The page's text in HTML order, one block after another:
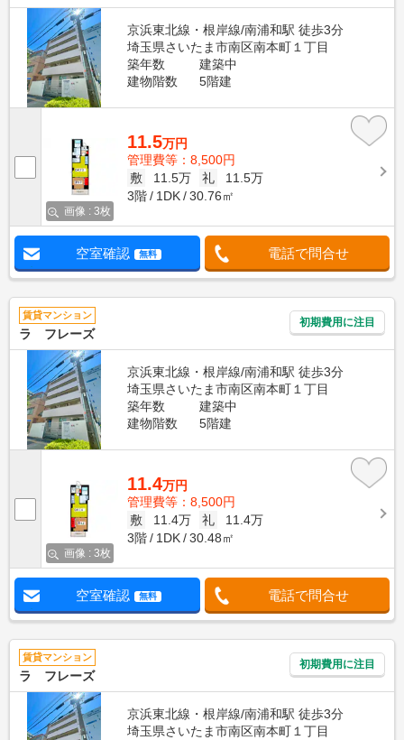
京浜東北線・根岸線/南浦和駅 徒歩3分
埼玉県さいたま市南区南本町１丁目
築年数
建築中
建物階数
5階建
画像 : 3枚
11.5万円
管理費等：8,500円
敷
11.5万 礼
11.5万
3階
1DK 30.76㎡
空室確認 無料 電話で問合せ
賃貸マンション
ラ フレーズ
初期費用に注目
京浜東北線・根岸線/南浦和駅 徒歩3分
埼玉県さいたま市南区南本町１丁目
築年数
建築中
建物階数
5階建
画像 : 3枚
11.4万円
管理費等：8,500円
敷
11.4万 礼
11.4万
3階
1DK 30.48㎡
空室確認 無料 電話で問合せ
賃貸マンション
ラ フレーズ
初期費用に注目
京浜東北線・根岸線/南浦和駅 徒歩3分
埼玉県さいたま市南区南本町１丁目